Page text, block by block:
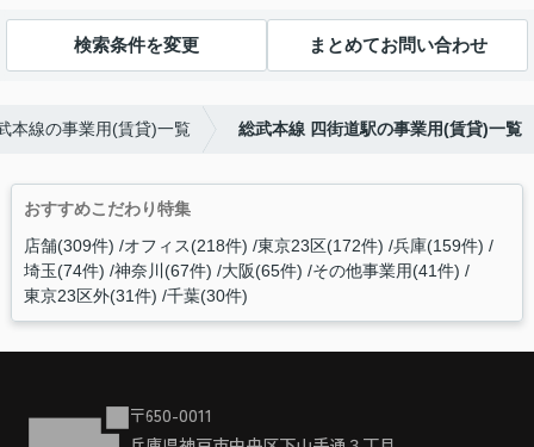
検索条件を変更 まとめてお問い合わせ
本線の事業用(賃貸)一覧 総武本線 四街道駅の事業用(賃貸)一覧
おすすめこだわり特集
店舗(309件) オフィス(218件) 東京23区(172件) 兵庫(159件)
埼玉(74件) 神奈川(67件) 大阪(65件) その他事業用(41件)
東京23区外(31件) 千葉(30件)
〒650-0011